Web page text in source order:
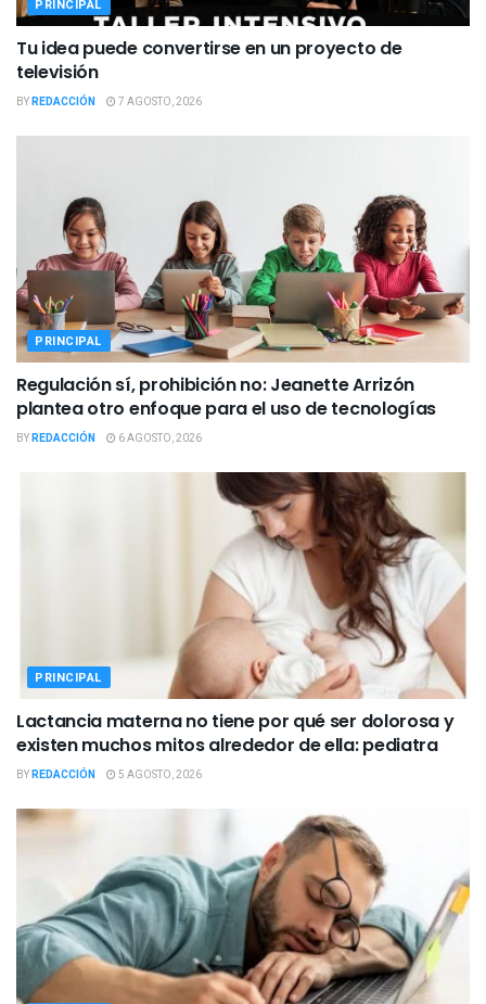
PRINCIPAL
Tu idea puede convertirse en un proyecto de
televisión
BYREDACCIÓN 7 AGOSTO, 2026
PRINCIPAL
Regulación sí, prohibición no: Jeanette Arrizón
plantea otro enfoque para el uso de tecnologías
BYREDACCIÓN 6 AGOSTO, 2026
PRINCIPAL
Lactancia materna no tiene por qué ser dolorosa y
existen muchos mitos alrededor de ella: pediatra
BYREDACCIÓN 5 AGOSTO, 2026